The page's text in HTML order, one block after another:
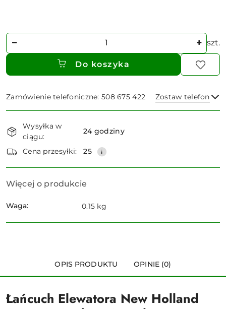
Ilość szt.
Do koszyka
Zamówienie telefoniczne: 508 675 422 Zostaw telefon
i
dostawa
Wysyłka w
ciągu:
24 godziny
Cena przesyłki: 25
Więcej o produkcie
Waga: 0.15 kg
OPIS PRODUKTU OPINIE (0)
Łańcuch Elewatora New Holland